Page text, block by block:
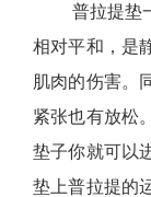
普拉提垫
相对平和，是
肌肉的伤害。
紧张也有放松
垫子你就可以
垫上普拉提的